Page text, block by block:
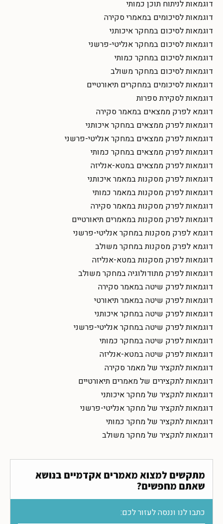
דוגמאות לניתוח תוכן כמותי
דוגמאות לסיכומים במאמרי סקירה
דוגמאות לסיכום במחקר איכותני
דוגמאות לסיכום במחקר אנליטי-פרשני
דוגמאות לסיכום במחקר כמותי
דוגמאות לסיכום במחקר משולב
דוגמאות לסיכומים במחקרים תיאורטיים
דוגמאות לסקירת ספרות
דוגמא לפרק ממצאים במאמר סקירה
דוגמאות לפרק ממצאים במחקר איכותני
דוגמאות לפרק ממצאים במחקר אנליטי-פרשני
דוגמאות לפרק ממצאים במחקר כמותי
דוגמאות לפרק ממצאים במטא-אנליזה
דוגמאות לפרק מסקנות במאמר איכותני
דוגמאות לפרק מסקנות במאמר כמותי
דוגמאות לפרק מסקנות במאמר סקירה
דוגמאות לפרק מסקנות במאמרים תיאורטיים
דוגמא לפרק מסקנות במחקר אנליטי-פרשני
דוגמא לפרק מסקנות במחקר משולב
דוגמאות לפרק מסקנות במטא-אנליזה
דוגמאות לפרק מתודולוגיה במחקר משולב
דוגמאות לפרק שיטה במאמר סקירה
דוגמאות לפרק שיטה במאמר תיאורטי
דוגמאות לפרק שיטה במחקר איכותני
דוגמאות לפרק שיטה במחקר אנליטי-פרשני
דוגמאות לפרק שיטה במחקר כמותי
דוגמאות לפרק שיטה במטא-אנליזה
דוגמאות לתקציר של מאמר סקירה
דוגמאות לתקצירים של מאמרים תיאורטיים
דוגמאות לתקציר של מחקר איכותני
דוגמאות לתקציר של מחקר אנליטי-פרשני
דוגמאות לתקציר של מחקר כמותי
דוגמאות לתקציר של מחקר משולב
מתקשים למצוא מאמרים אקדמיים בנושא
שאתם מחפשים?
כתבו לנו וננסה לעזור לכם: